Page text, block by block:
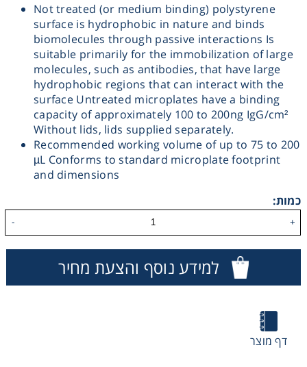
Not treated (or medium binding) polystyrene
surface is hydrophobic in nature and binds
biomolecules through passive interactions Is
suitable primarily for the immobilization of large
molecules, such as antibodies, that have large
hydrophobic regions that can interact with the
surface Untreated microplates have a binding
capacity of approximately 100 to 200ng IgG/cm²
Without lids, lids supplied separately.
Recommended working volume of up to 75 to 200
µL Conforms to standard microplate footprint
and dimensions
כמות:
+
-
למידע נוסף והצעת מחיר
דף מוצר
Shaking & Stirring
Storage
Thermometry
Washing
Chromatography
Lab Essentials
Filtration
Glassware
Liquid Handling